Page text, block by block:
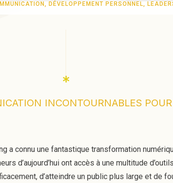
, DÉVELOPPEMENT PERSONNEL,
INCONTOURNABLES
a connu une fantastique transformation
d’aujourd’hui ont accès à une multitude
d’atteindre un public plus large et de